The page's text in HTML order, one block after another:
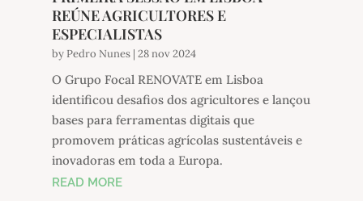
REÚNE AGRICULTORES E
ESPECIALISTAS
by Pedro Nunes| 28 nov 2024
O Grupo Focal RENOVATE em Lisboa
identificou desafios dos agricultores e lançou
bases para ferramentas digitais que
promovem práticas agrícolas sustentáveis e
inovadoras em toda a Europa.
READ MORE